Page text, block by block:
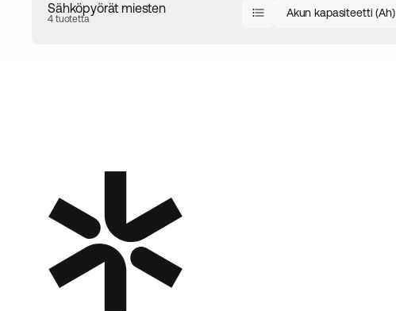
Sähköpyörät miesten
4 tuotetta Akun kapasiteetti (Ah)